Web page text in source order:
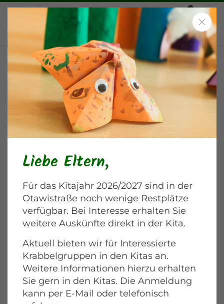
Musikalische Früherziehung
Blankenburger Chaussee
Liebe Eltern,
Für das Kitajahr 2026/2027 sind in der
Otawistraße noch wenige Restplätze
verfügbar. Bei Interesse erhalten Sie
weitere Auskünfte direkt in der Kita.
Aktuell bieten wir für Interessierte
Krabbelgruppen in den Kitas an.
Weitere Informationen hierzu erhalten
Sie gern in den Kitas. Die Anmeldung
kann per E-Mail oder telefonisch